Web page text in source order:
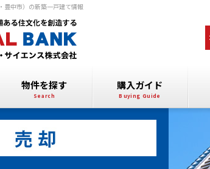
豊中市）の新築一戸建て情報
物件を探す 購入ガイド